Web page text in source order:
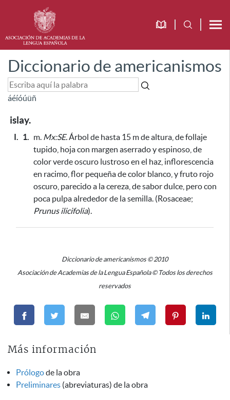
Diccionario de americanismos
áéíóúüñ
islay.
I. 1. m. Mx:SE.Árbol de hasta 15 m de altura, de follaje
tupido, hoja con margen aserrado y espinoso, de
color verde oscuro lustroso en el haz, inflorescencia
en racimo, flor pequeña de color blanco, y fruto rojo
oscuro, parecido a la cereza, de sabor dulce, pero con
poca pulpa alrededor de la semilla. (Rosaceae;
Prunus ilicifolia).
Diccionario de americanismos © 2010
Asociación de Academias de la Lengua Española © Todos los derechos
reservados
Más información
Prólogode la obra
Preliminares (abreviaturas) de la obra